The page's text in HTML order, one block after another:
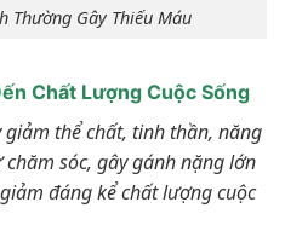
Thường Gây Thiếu Máu
Chất Lượng Cuộc Sống
thể chất, tinh thần, năng
sóc, gây gánh nặng lớn
đáng kể chất lượng cuộc